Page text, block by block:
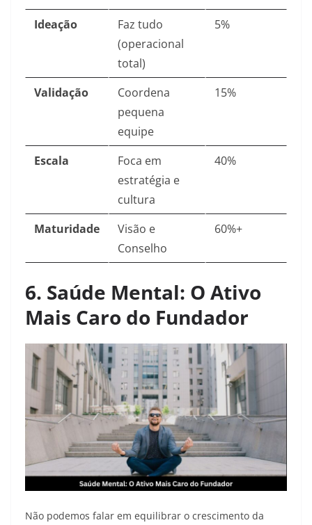
Ideação
Faz tudo
(operacional
total)
5%
Validação
Coordena
pequena
equipe
15%
Escala
Foca em
estratégia e
cultura
40%
Maturidade
Visão e
Conselho
60%+
6. Saúde Mental: O Ativo
Mais Caro do Fundador
Não podemos falar em equilibrar o crescimento da